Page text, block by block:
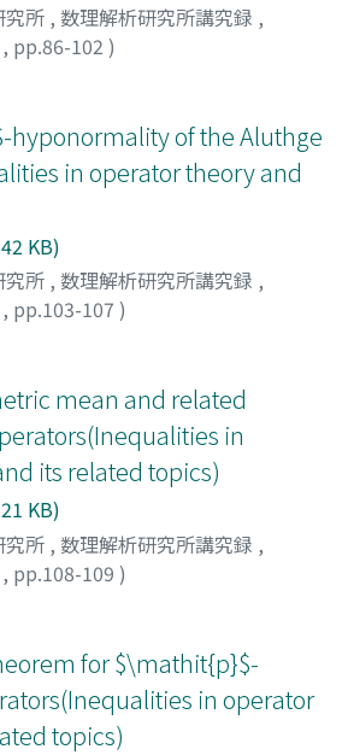
究所 , 数理解析研究所講究録 ,
, pp.86-102 )
of the Aluthge
in operator theory and
KB)
究所 , 数理解析研究所講究録 ,
, pp.103-107 )
mean and related
in
its related topics)
KB)
究所 , 数理解析研究所講究録 ,
, pp.108-109 )
for $\mathit{p}$-
in operator
topics)